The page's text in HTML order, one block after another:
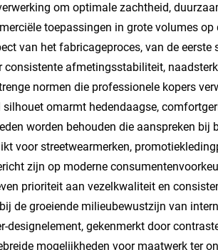
om optimale zachtheid,
toepassingen in grote volumes
van het fabricageproces, van de
consistente afmetingsstabiliteit,
normen die professionele kopers
omarmt hedendaagse,
worden behouden die aanspreken bij
voor streetwearmerken,
zijn op moderne
prioriteit aan vezelkwaliteit en
de groeiende milieubewustzijn van
designelement, gekenmerkt door
mogelijkheden voor maatwerk ter